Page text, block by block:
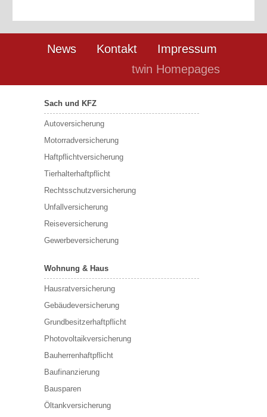
News Kontakt
Impressum
twin Homepages
Sach und KFZ
Autoversicherung
Motorradversicherung
Haftpflichtversicherung
Tierhalterhaftpflicht
Rechtsschutzversicherung
Unfallversicherung
Reiseversicherung
Gewerbeversicherung
Wohnung & Haus
Hausratversicherung
Gebäudeversicherung
Grundbesitzerhaftpflicht
Photovoltaikversicherung
Bauherrenhaftpflicht
Baufinanzierung
Bausparen
Öltankversicherung